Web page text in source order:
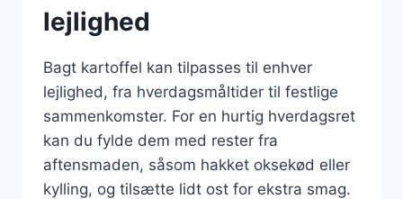
lejlighed
Bagt kartoffel kan tilpasses til enhver
lejlighed, fra hverdagsmåltider til festlige
sammenkomster. For en hurtig hverdagsret
kan du fylde dem med rester fra
aftensmaden, såsom hakket oksekød eller
kylling, og tilsætte lidt ost for ekstra smag.